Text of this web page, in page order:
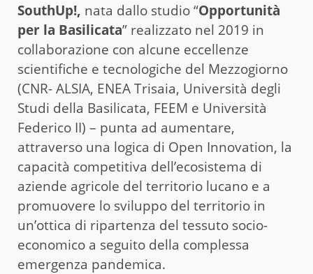
SouthUp!, nata dallo studio “Opportunità
per la Basilicata” realizzato nel 2019 in
collaborazione con alcune eccellenze
scientifiche e tecnologiche del Mezzogiorno
(CNR- ALSIA, ENEA Trisaia, Università degli
Studi della Basilicata, FEEM e Università
Federico II) – punta ad aumentare,
attraverso una logica di Open Innovation, la
capacità competitiva dell’ecosistema di
aziende agricole del territorio lucano e a
promuovere lo sviluppo del territorio in
un’ottica di ripartenza del tessuto socio-
economico a seguito della complessa
emergenza pandemica.